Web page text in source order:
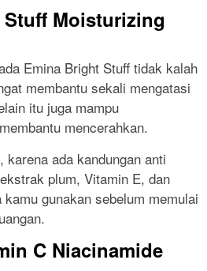
Moisturizing
Emina Bright Stuff tidak kalah
membantu sekali mengatasi
itu juga mampu
mencerahkan.
ada kandungan anti
plum, Vitamin E, dan
gunakan sebelum memulai
C Niacinamide